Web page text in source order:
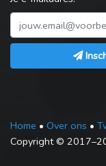
Home • Over ons •
Copyright ©